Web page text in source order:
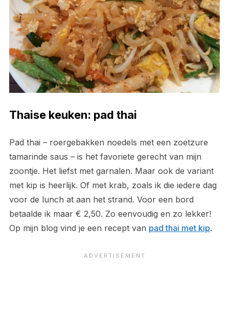
Thaise keuken: pad thai
Pad thai – roergebakken noedels met een zoetzure
tamarinde saus – is het favoriete gerecht van mijn
zoontje. Het liefst met garnalen. Maar ook de variant
met kip is heerlijk. Of met krab, zoals ik die iedere dag
voor de lunch at aan het strand. Voor een bord
betaalde ik maar € 2,50. Zo eenvoudig en zo lekker!
Op mijn blog vind je een recept van pad thai met kip.